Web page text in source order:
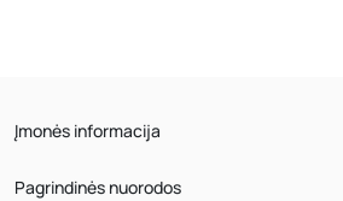
Įmonės informacija
Pagrindinės nuorodos